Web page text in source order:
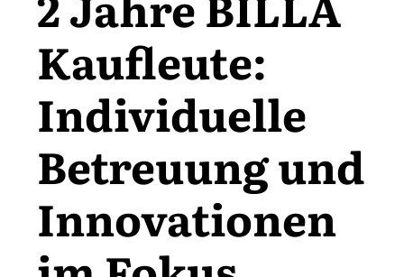
Kaufleute:
Individuelle
Betreuung und
Innovationen